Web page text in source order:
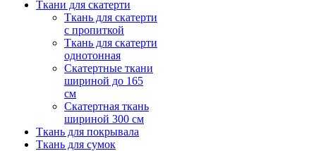
Ткани для скатерти
Ткань для скатерти
с пропиткой
Ткань для скатерти
однотонная
Скатертные ткани
шириной до 165
см
Скатертная ткань
шириной 300 см
Ткань для покрывала
Ткань для сумок